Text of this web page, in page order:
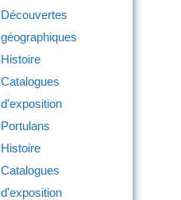
Découvertes
géographiques
Histoire
Catalogues
d'exposition
Portulans
Histoire
Catalogues
d'exposition